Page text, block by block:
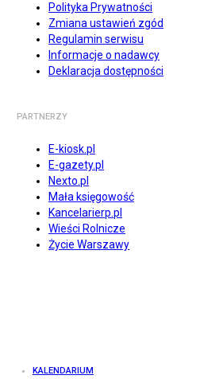
Polityka Prywatności
Zmiana ustawień zgód
Regulamin serwisu
Informacje o nadawcy
Deklaracja dostępności
PARTNERZY
E-kiosk.pl
E-gazety.pl
Nexto.pl
Mała księgowość
Kancelarierp.pl
Wieści Rolnicze
Życie Warszawy
KALENDARIUM